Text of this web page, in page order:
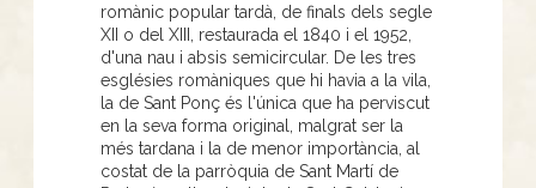
romànic popular tardà, de finals dels segle
XII o del XIII, restaurada el 1840 i el 1952,
d'una nau i absis semicircular. De les tres
esglésies romàniques que hi havia a la vila,
la de Sant Ponç és l'única que ha perviscut
en la seva forma original, malgrat ser la
més tardana i la de menor importància, al
costat de la parròquia de Sant Martí de